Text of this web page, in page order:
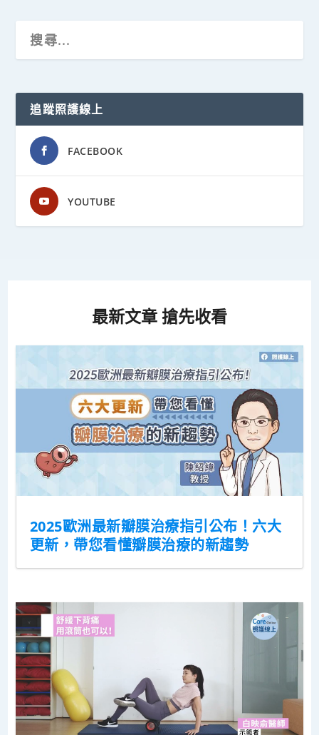
追蹤照護線上
FACEBOOK
YOUTUBE
最新文章 搶先收看
2025歐洲最新瓣膜治療指引公布！六大
更新，帶您看懂瓣膜治療的新趨勢